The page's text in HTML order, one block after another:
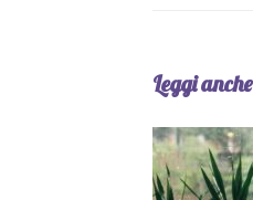
Leggi anche